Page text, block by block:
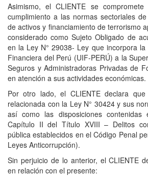
Asimismo, el CLIENTE se
cumplimiento a las normas sectoriales
de activos y financiamiento de terrorismo
considerado como Sujeto Obligado de
en la Ley N° 29038- Ley que incorpora la
Financiera del Perú (UIF-PERÚ) a la
Seguros y Administradoras Privadas de
en atención a sus actividades económicas.
Por otro lado, el CLIENTE declara que
relacionada con la Ley N° 30424 y sus
así como las disposiciones
Capítulo II del Título XVIII – Delitos
pública establecidos en el Código Penal
Leyes Anticorrupción).
Sin perjuicio de lo anterior, el CLIENTE
en relación con el presente: